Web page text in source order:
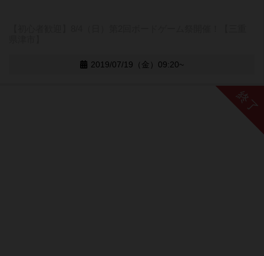
2019/07/19（金）09:20~
終了